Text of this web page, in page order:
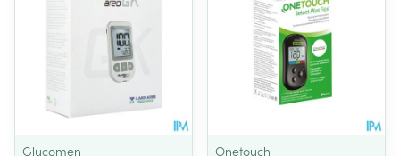
Glucomen
Onetouch